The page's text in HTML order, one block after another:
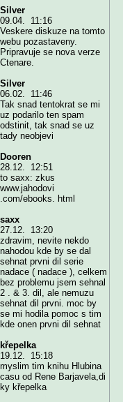
Silver
09.04. 11:16
Veskere diskuze na tomto
webu pozastaveny.
Pripravuje se nova verze
Ctenare.
Silver
06.02. 11:46
Tak snad tentokrat se mi
uz podarilo ten spam
odstinit, tak snad se uz
tady neobjevi
Dooren
28.12. 12:51
to saxx: zkus
www.jahodovi
.com/ebooks. html
saxx
27.12. 13:20
zdravim, nevite nekdo
nahodou kde by se dal
sehnat prvni dil serie
nadace ( nadace ), celkem
bez problemu jsem sehnal
2 . & 3. dil, ale nemuzu
sehnat dil prvni. moc by
se mi hodila pomoc s tim
kde onen prvni dil sehnat
křepelka
19.12. 15:18
myslim tim knihu Hlubina
casu od Rene Barjavela,di
ky křepelka